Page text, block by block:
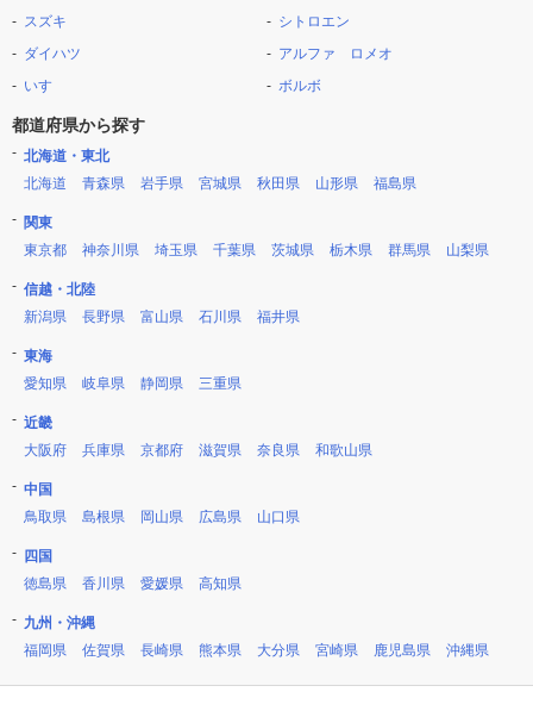
スズキ
ダイハツ
いすゞ
シトロエン
アルファ ロメオ
ボルボ
都道府県から探す
北海道・東北
北海道
青森県 岩手県 宮城県 秋田県 山形県 福島県
関東
東京都
神奈川県 埼玉県 千葉県 茨城県 栃木県 群馬県 山梨県
信越・北陸
新潟県
長野県 富山県 石川県 福井県
東海
愛知県
岐阜県 静岡県 三重県
近畿
大阪府
兵庫県 京都府 滋賀県 奈良県 和歌山県
中国
鳥取県
島根県 岡山県 広島県 山口県
四国
徳島県
香川県 愛媛県 高知県
九州・沖縄
福岡県
佐賀県 長崎県 熊本県 大分県 宮崎県 鹿児島県 沖縄県